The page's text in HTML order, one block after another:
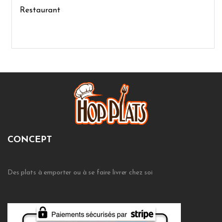
Restaurant
CONCEPT
Des plats à emporter ou à se faire livrer chez soi